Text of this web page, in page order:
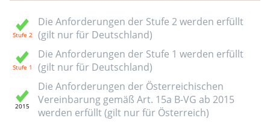
Die Anforderungen der Stufe 2 werden erfüllt
(gilt nur für Deutschland)
Die Anforderungen der Stufe 1 werden erfüllt
(gilt nur für Deutschland)
Die Anforderungen der Österreichischen
Vereinbarung gemäß Art. 15a B-VG ab 2015
werden erfüllt (gilt nur für Österreich)